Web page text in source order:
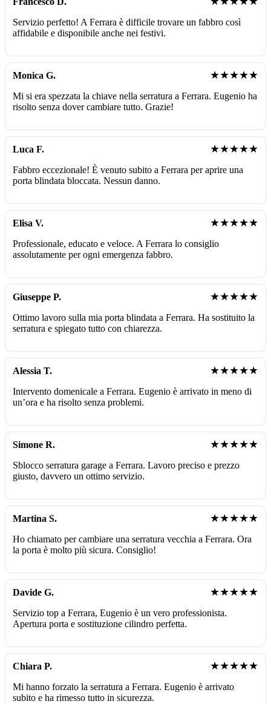
Servizio perfetto! A Ferrara è difficile trovare un fabbro così
affidabile e disponibile anche nei festivi.
Monica G. ★★★★★
Mi si era spezzata la chiave nella serratura a Ferrara. Eugenio ha
risolto senza dover cambiare tutto. Grazie!
Luca F. ★★★★★
Fabbro eccezionale! È venuto subito a Ferrara per aprire una
porta blindata bloccata. Nessun danno.
Elisa V. ★★★★★
Professionale, educato e veloce. A Ferrara lo consiglio
assolutamente per ogni emergenza fabbro.
Giuseppe P. ★★★★★
Ottimo lavoro sulla mia porta blindata a Ferrara. Ha sostituito la
serratura e spiegato tutto con chiarezza.
Alessia T. ★★★★★
Intervento domenicale a Ferrara. Eugenio è arrivato in meno di
un’ora e ha risolto senza problemi.
Simone R. ★★★★★
Sblocco serratura garage a Ferrara. Lavoro preciso e prezzo
giusto, davvero un ottimo servizio.
Martina S. ★★★★★
Ho chiamato per cambiare una serratura vecchia a Ferrara. Ora
la porta è molto più sicura. Consiglio!
Davide G. ★★★★★
Servizio top a Ferrara, Eugenio è un vero professionista.
Apertura porta e sostituzione cilindro perfetta.
Chiara P. ★★★★★
Mi hanno forzato la serratura a Ferrara. Eugenio è arrivato
subito e ha rimesso tutto in sicurezza.